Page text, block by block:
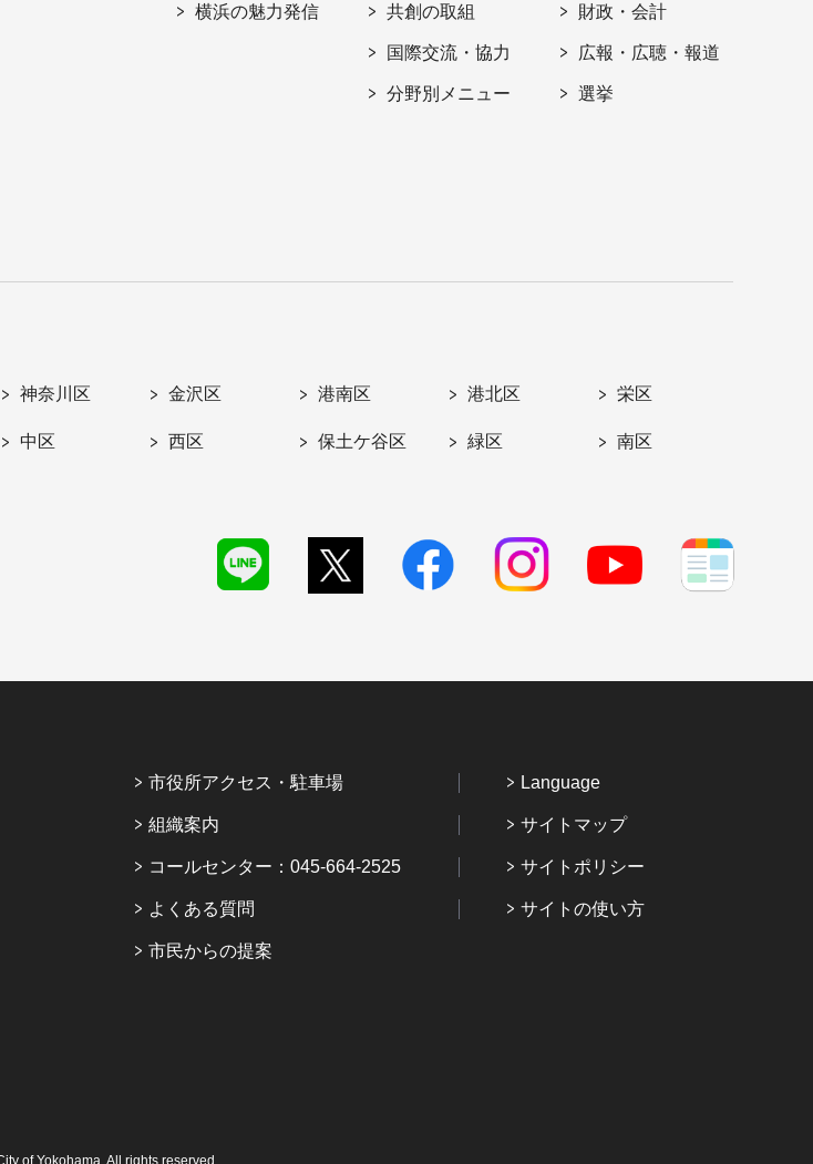
横浜の魅力発信 共創の取組
国際交流・協力
分野別メニュー
財政・会計
広報・広聴・報道
選挙
神奈川区 金沢区 港南区 港北区 栄区
中区 西区 保土ケ谷区 緑区 南区
市役所アクセス・駐車場
組織案内
コールセンター：045-664-2525
よくある質問
市民からの提案
Language
サイトマップ
サイトポリシー
サイトの使い方
of Yokohama. All rights reserved.